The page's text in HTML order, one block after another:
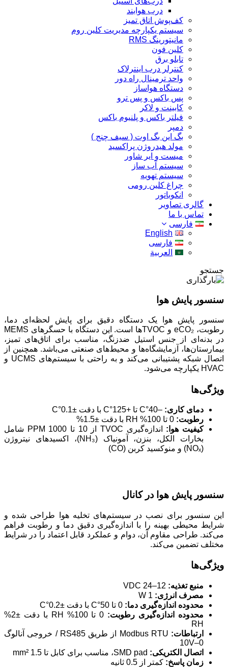
درب هوابند
کف‌پوش اتاق تمیز
سیستم یکپارچه مدیریت کلین روم
مانیتورینگ RMS
کلین فون
تابلو برق
کنترلر درب اینترلاک
واحد ترمینال راه دور
دستگاه هواساز
پس باکس و پس ترو
کابینت و لاکر
فیلتر باکس و پلنیوم باکس
دمپر
بگ این بگ اوت ( سیف چنج )
مولد هیدروژن پراکسید
میست و ایر شاور
سیستم آب ساز
سیستم تهویه
چراغ کلین رومی
انکوباتور
گالری تصاویر
تماس با ما
فارسی
English
فارسی
العربية
جستجو
سنسور پایش هوا
سنسور پایش هوا یک دستگاه دقیق برای پایش لحظه‌ای دما،
رطوبت، eCO₂ و TVOCها است. این دستگاه با حسگرهای MEMS
در بدنه‌ای از جنس استیل ضدزنگ، مناسب برای اتاق‌های تمیز،
بیمارستان‌ها، آزمایشگاه‌ها و محیط‌های صنعتی می‌باشد. همچنین از
اتصال شبکه پشتیبانی می‌کند و به راحتی با سیستم‌های UCMS و
HVAC یکپارچه می‌شود.
ویژگی‌ها
دمای کاری: –40°C تا +125°C با دقت ±0.1°C
رطوبت:
کیفیت هوا:
اندازه‌گیری TVOC از 10 تا 1000 PPM شامل
بخارات الکل، بنزن، آمونیاک (NH₃)، اکسیدهای نیتروژن
(NOₓ) و منوکسید کربن (CO)
سنسور پایش هوا در کانال
این سنسور برای نصب در سیستم‌های تخلیه هوا طراحی شده و
شرایط محیطی بهینه را با اندازه‌گیری دقیق دما و رطوبت فراهم
می‌کند. طراحی مقاوم آن، دوام و عملکرد قابل اعتماد را در شرایط
مختلف تضمین می‌کند.
ویژگی‌ها
منبع تغذیه:
مصرف انرژی:
محدوده اندازه‌گیری دما:
محدوده اندازه‌گیری رطوبت:
0 تا 100% RH با دقت ±2%
RH
ارتباطات:
Modbus RTU از طریق RS485 / خروجی آنالوگ
0–10V
اتصال الکتریکی:
زمان پاسخ: کمتر از 0.5 ثانیه